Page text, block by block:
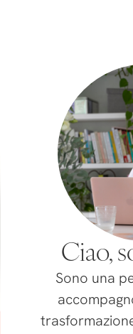
Ciao,
Sono una